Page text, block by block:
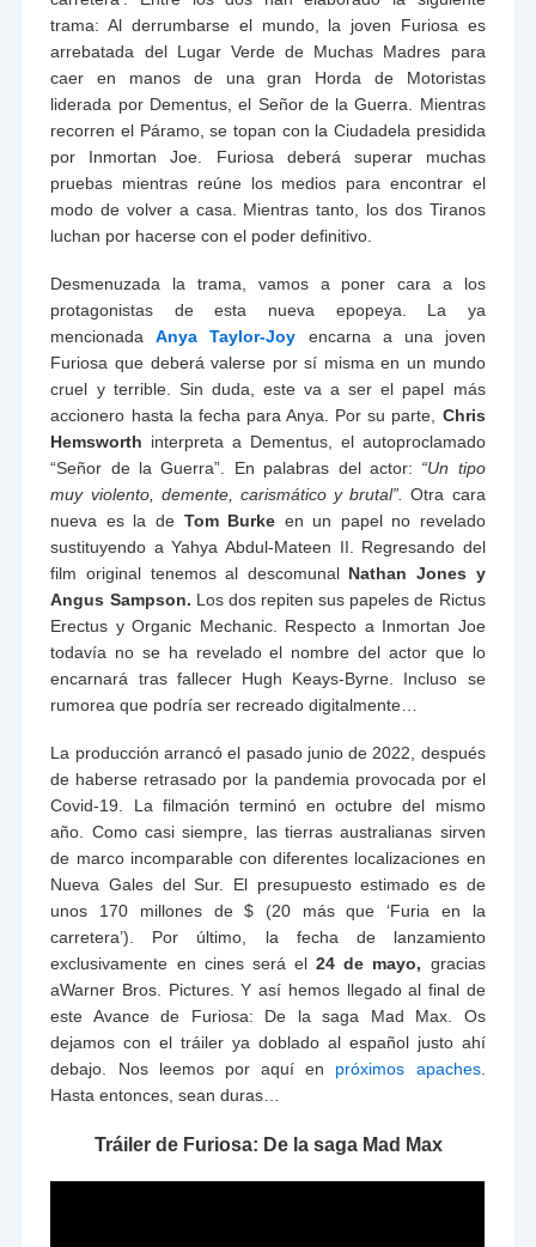
trama: Al derrumbarse el mundo, la joven Furiosa es
arrebatada del Lugar Verde de Muchas Madres para
caer en manos de una gran Horda de Motoristas
liderada por Dementus, el Señor de la Guerra. Mientras
recorren el Páramo, se topan con la Ciudadela presidida
por Inmortan Joe. Furiosa deberá superar muchas
pruebas mientras reúne los medios para encontrar el
modo de volver a casa. Mientras tanto, los dos Tiranos
luchan por hacerse con el poder definitivo.
Desmenuzada la trama, vamos a poner cara a los
protagonistas de esta nueva epopeya. La ya
mencionadaAnya Taylor-Joy encarna a una joven
Furiosa que deberá valerse por sí misma en un mundo
cruel y terrible. Sin duda, este va a ser el papel más
accionero hasta la fecha para Anya. Por su parte, Chris
Hemsworth interpreta a Dementus, el autoproclamado
“Señor de la Guerra”. En palabras del actor: “Un tipo
muy violento, demente, carismático y brutal”. Otra cara
nueva es la de Tom Burke en un papel no revelado
sustituyendo a Yahya Abdul-Mateen II. Regresando del
film original tenemos al descomunal Nathan Jones y
Angus Sampson. Los dos repiten sus papeles de Rictus
Erectus y Organic Mechanic. Respecto a Inmortan Joe
todavía no se ha revelado el nombre del actor que lo
encarnará tras fallecer Hugh Keays-Byrne. Incluso se
rumorea que podría ser recreado digitalmente…
La producción arrancó el pasado junio de 2022, después
de haberse retrasado por la pandemia provocada por el
Covid-19. La filmación terminó en octubre del mismo
año. Como casi siempre, las tierras australianas sirven
de marco incomparable con diferentes localizaciones en
Nueva Gales del Sur. El presupuesto estimado es de
unos 170 millones de $ (20 más que ‘Furia en la
carretera’). Por último, la fecha de lanzamiento
exclusivamente en cines será el24 de mayo, gracias
aWarner Bros. Pictures. Y así hemos llegado al final de
este Avance de Furiosa: De la saga Mad Max. Os
dejamos con el tráiler ya doblado al español justo ahí
debajo. Nos leemos por aquí en próximos apaches.
Hasta entonces, sean duras…
Tráiler de Furiosa: De la saga Mad Max